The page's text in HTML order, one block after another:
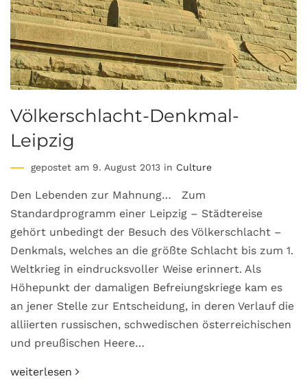
Völkerschlacht-Denkmal-
Leipzig
gepostet am 9. August 2013 in Culture
Den Lebenden zur Mahnung… Zum
Standardprogramm einer Leipzig – Städtereise
gehört unbedingt der Besuch des Völkerschlacht –
Denkmals, welches an die größte Schlacht bis zum 1.
Weltkrieg in eindrucksvoller Weise erinnert. Als
Höhepunkt der damaligen Befreiungskriege kam es
an jener Stelle zur Entscheidung, in deren Verlauf die
alliierten russischen, schwedischen österreichischen
und preußischen Heere…
weiterlesen